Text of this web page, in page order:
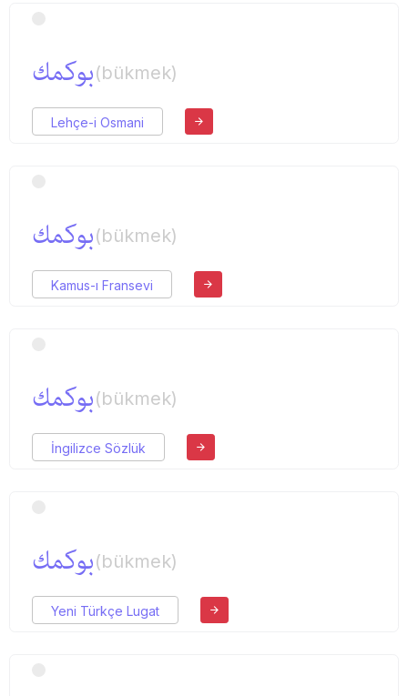
بوكمك(bükmek)
Lehçe-i Osmani
بوكمك(bükmek)
Kamus-ı Fransevi
بوكمك(bükmek)
İngilizce Sözlük
بوكمك(bükmek)
Yeni Türkçe Lugat